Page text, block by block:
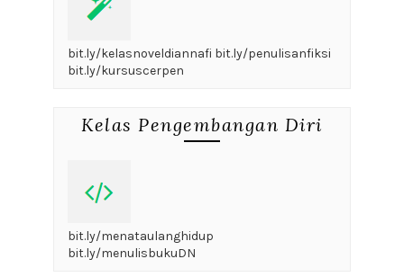
bit.ly/kelasnoveldiannafi bit.ly/penulisanfiksi
bit.ly/kursuscerpen
Kelas Pengembangan Diri
bit.ly/menataulanghidup
bit.ly/menulisbukuDN